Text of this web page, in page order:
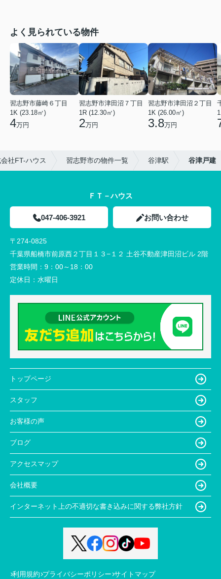
よく見られている物件
習志野市藤崎６丁目
1K (23.18㎡)
4万円
習志野市津田沼７丁目
1R (12.30㎡)
2万円
習志野市津田沼２丁目
1K (26.00㎡)
3.8万円
社FT-ハウス 習志野市の物件一覧 谷津駅 谷津戸建
ＦＴ－ハウス
047-406-3921 お問い合わせ
〒274-0825
千葉県船橋市前原西２丁目１３−１２ 土谷不動産津田沼ビル 2階
営業時間： 9：00～18：00
定休日： 水曜日
トップページ
スタッフ
お客様の声
ブログ
アクセスマップ
会社概要
インターネット上の不適切な書き込みに関する弊社方針
利用規約 プライバシーポリシー サイトマップ